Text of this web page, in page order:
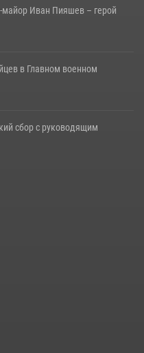
майор Иван Пияшев – герой
в Главном военном
сбор с руководящим